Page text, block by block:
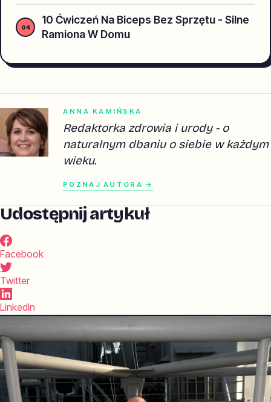
10 Ćwiczeń Na Biceps Bez Sprzętu - Silne
Ramiona W Domu
ANNA KAMIŃSKA
Redaktorka zdrowia i urody - o
naturalnym dbaniu o siebie w każdym
wieku.
POZNAJ AUTORA →
Udostępnij artykuł
Facebook
Twitter
LinkedIn